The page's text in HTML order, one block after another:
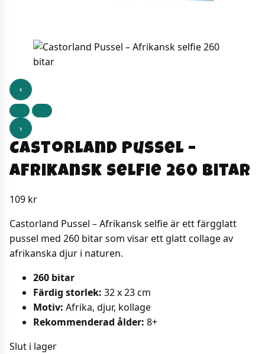
‹
›
Castorland Pussel –
Afrikansk selfie 260 bitar
109 kr
Castorland Pussel – Afrikansk selfie är ett färgglatt
pussel med 260 bitar som visar ett glatt collage av
afrikanska djur i naturen.
260 bitar
Färdig storlek: 32 x 23 cm
Motiv: Afrika, djur, kollage
Rekommenderad ålder: 8+
Slut i lager